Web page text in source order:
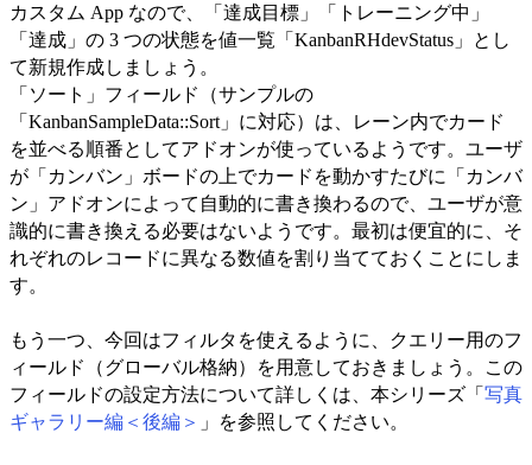
カスタム App なので、「達成目標」「トレーニング中」
「達成」の 3 つの状態を値一覧「KanbanRHdevStatus」とし
て新規作成しましょう。
「ソート」フィールド（サンプルの
「KanbanSampleData::Sort」に対応）は、レーン内でカード
を並べる順番としてアドオンが使っているようです。ユーザ
が「カンバン」ボードの上でカードを動かすたびに「カンバ
ン」アドオンによって自動的に書き換わるので、ユーザが意
識的に書き換える必要はないようです。最初は便宜的に、そ
れぞれのレコードに異なる数値を割り当てておくことにしま
す。
もう一つ、今回はフィルタを使えるように、クエリー用のフ
ィールド（グローバル格納）を用意しておきましょう。この
フィールドの設定方法について詳しくは、本シリーズ「 写真
ギャラリー編＜後編＞ 」を参照してください。